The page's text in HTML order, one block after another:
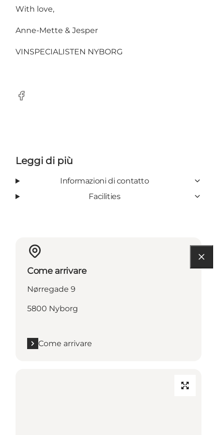
With love,
Anne-Mette & Jesper
VINSPECIALISTEN NYBORG
Facebook
Leggi di più
Informazioni di contatto
Facilities
Come arrivare
Nørregade 9
5800 Nyborg
Come arrivare